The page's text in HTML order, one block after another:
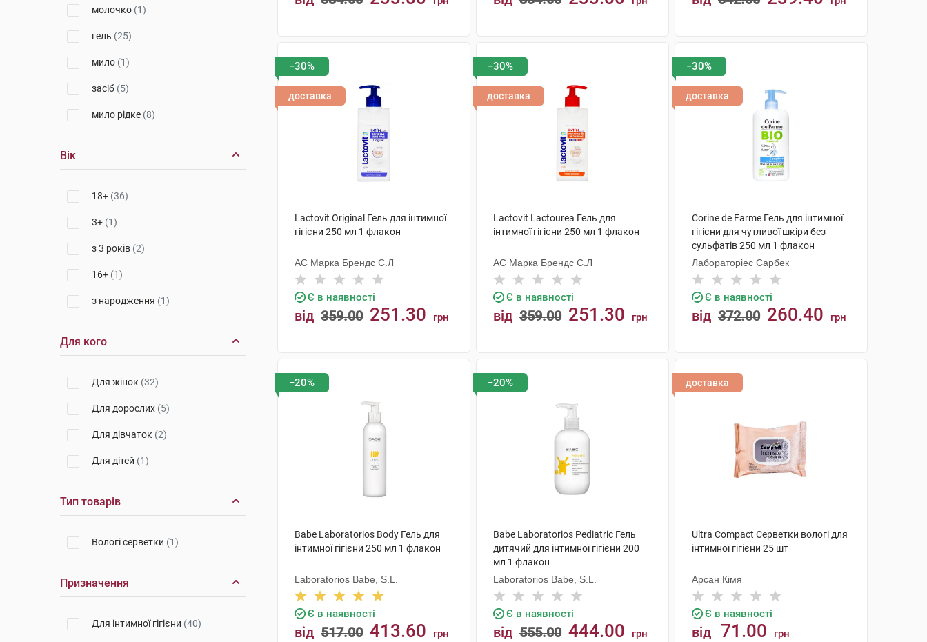
(1)
АС Марка Брендс С.Л
е-Вітал груп(1)
молочко (1)
гель (25)
мило (1)
засіб (5)
мило рідке (8)
Вік
18+ (36)
3+ (1)
з 3 років (2)
16+ (1)
з народження (1)
Для кого
Для жінок (32)
Для дорослих (5)
Для дівчаток (2)
Для дітей (1)
Тип товарів
Вологі серветки (1)
Призначення
Для інтимної гігієни (40)
−30%
доставка
Lactovit Original Гель для інтимної
гігієни 250 мл 1 флакон
АС Марка Брендс С.Л
Є в наявності
від 359.00 251.30 грн
−30%
доставка
Lactovit Lactourea Гель для
інтимної гігієни 250 мл 1 флакон
АС Марка Брендс С.Л
Є в наявності
від 359.00 251.30 грн
−30%
доставка
Corine de Farme Гель для інтимної
гігієни для чутливої шкіри без
сульфатів 250 мл 1 флакон
Лабораторіес Сарбек
Є в наявності
від 372.00 260.40 грн
−20%
Babe Laboratorios Body Гель для
інтимної гігієни 250 мл 1 флакон
Laboratorios Babe, S.L.
Є в наявності
від 517.00 413.60 грн
−20%
Babe Laboratorios Pediatric Гель
дитячий для інтимної гігієни 200
мл 1 флакон
Laboratorios Babe, S.L.
Є в наявності
від 555.00 444.00 грн
доставка
Ultra Compact Серветки вологі для
інтимної гігієни 25 шт
Арсан Кімя
Є в наявності
від 71.00 грн